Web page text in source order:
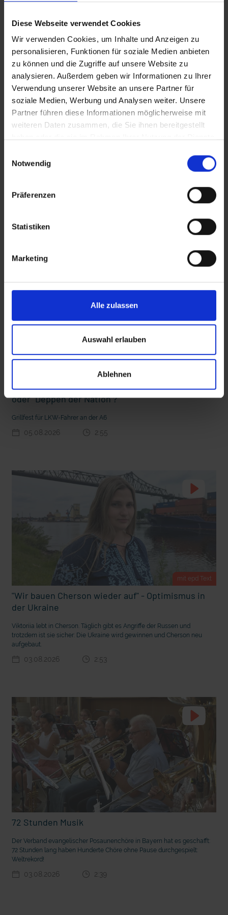
Diese Webseite verwendet Cookies
Wir verwenden Cookies, um Inhalte und Anzeigen zu
personalisieren, Funktionen für soziale Medien anbieten
zu können und die Zugriffe auf unsere Website zu
analysieren. Außerdem geben wir Informationen zu Ihrer
Verwendung unserer Website an unsere Partner für
soziale Medien, Werbung und Analysen weiter. Unsere
Partner führen diese Informationen möglicherweise mit
weiteren Daten zusammen, die Sie ihnen bereitgestellt
Notwendig
Präferenzen
Statistiken
Marketing
Alle zulassen
Auswahl erlauben
Ablehnen
In Sicherheit in Deutschland, in Gedanken im Krieg
Ernstfall Nachhaltige Geldanlage: Rendite mit gutem Gewissen?
Ostern erleben wie vor 2000 Jahren in Jerusalem
deutsche Sprache? Vorhang auf für Kinderzirkus Giovanni
IT_Rollstuhlbasketball Bayreuth
Zusätzliches Material
Bilder
SRT-Untertitel
Diese Beiträge könnten Sie auch
Seelsorge für Trucker: "Könige der Landstraße"
oder "Deppen der Nation"?
Grillfest für LKW-Fahrer an der A6
05.08.2026 2:55
mit epd Text
"Wir bauen Cherson wieder auf" - Optimismus in
der Ukraine
Viktoriia lebt in Cherson. Täglich gibt es Angriffe der Russen und
trotzdem ist sie sicher: Die Ukraine wird gewinnen und Cherson neu
aufgebaut.
03.08.2026 2:53
72 Stunden Musik
Der Verband evangelischer Posaunenchöre in Bayern hat es geschafft:
72 Stunden lang haben Hunderte Chöre ohne Pause durchgespielt:
Weltrekord!
03.08.2026 2:39